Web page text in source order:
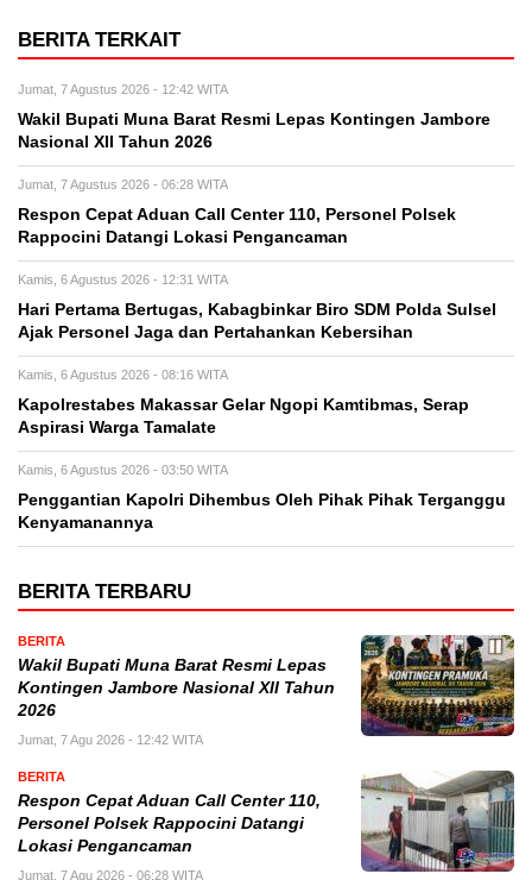
BERITA TERKAIT
Jumat, 7 Agustus 2026 - 12:42 WITA
Wakil Bupati Muna Barat Resmi Lepas Kontingen Jambore
Nasional XII Tahun 2026
Jumat, 7 Agustus 2026 - 06:28 WITA
Respon Cepat Aduan Call Center 110, Personel Polsek
Rappocini Datangi Lokasi Pengancaman
Kamis, 6 Agustus 2026 - 12:31 WITA
Hari Pertama Bertugas, Kabagbinkar Biro SDM Polda Sulsel
Ajak Personel Jaga dan Pertahankan Kebersihan
Kamis, 6 Agustus 2026 - 08:16 WITA
Kapolrestabes Makassar Gelar Ngopi Kamtibmas, Serap
Aspirasi Warga Tamalate
Kamis, 6 Agustus 2026 - 03:50 WITA
Penggantian Kapolri Dihembus Oleh Pihak Pihak Terganggu
Kenyamanannya
BERITA TERBARU
BERITA
Wakil Bupati Muna Barat Resmi Lepas
Kontingen Jambore Nasional XII Tahun
2026
Jumat, 7 Agu 2026 - 12:42 WITA
BERITA
Respon Cepat Aduan Call Center 110,
Personel Polsek Rappocini Datangi
Lokasi Pengancaman
Jumat, 7 Agu 2026 - 06:28 WITA